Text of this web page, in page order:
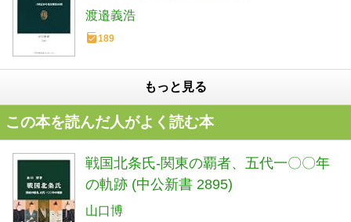
渡邉義浩
189
もっと見る
この本を読んだ人がよく読む本
戦国北条氏-関東の覇者、五代一〇〇年
の軌跡 (中公新書 2895)
山口博